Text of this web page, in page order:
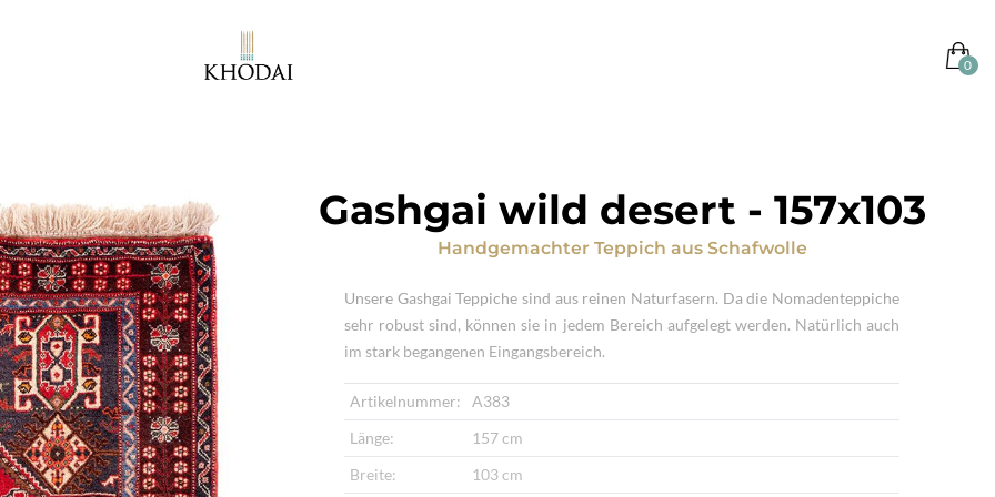
Gashgai wild desert - 157x103
Handgemachter Teppich aus Schafwolle
Unsere Gashgai Teppiche sind aus reinen Naturfasern. Da die Nomadenteppiche
sehr robust sind, können sie in jedem Bereich aufgelegt werden. Natürlich auch
im stark begangenen Eingangsbereich.
Artikelnummer:
A383
Länge:
157 cm
Breite:
103 cm